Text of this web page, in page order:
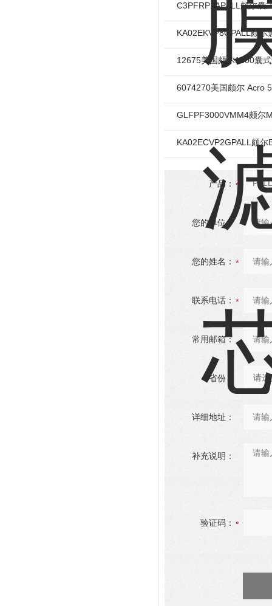
C3PFRP1APALL颇尔囊
KA02EKVP8GPALL颇尔
12675美国颇尔1500囊
6074270美国颇尔 Acro
GLFPF3000VMM4颇尔
KA02ECVP2GPALL颇尔
产品：
您的单位：
您的姓名：
联系电话：
常用邮箱：
省份：
详细地址：
补充说明：
验证码：